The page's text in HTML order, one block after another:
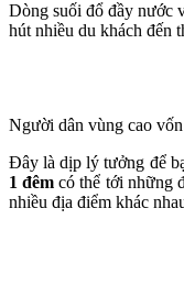
Dòng suối đổ đầy nước
hút nhiều du khách đến
Người dân vùng cao
Đây là dịp lý tưởng để
1 đêmcó thể tới những
nhiều địa điểm khác